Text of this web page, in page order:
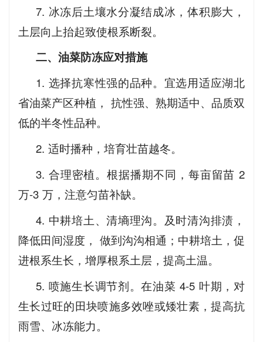
7. 冰冻后土壤水分凝结成冰，体积膨大，
土层向上抬起致使根系断裂。
二、油菜防冻应对措施
1. 选择抗寒性强的品种。宜选用适应湖北
省油菜产区种植， 抗性强、熟期适中、品质双
低的半冬性品种。
2. 适时播种，培育壮苗越冬。
3. 合理密植。根据播期不同，每亩留苗 2
万-3 万，注意匀苗补缺。
4. 中耕培土、清墒理沟。及时清沟排渍，
降低田间湿度， 做到沟沟相通；中耕培土，促
进根系生长，增厚根系土层，提高土温。
5. 喷施生长调节剂。在油菜 4-5 叶期，对
生长过旺的田块喷施多效唑或矮壮素，提高抗
雨雪、冰冻能力。